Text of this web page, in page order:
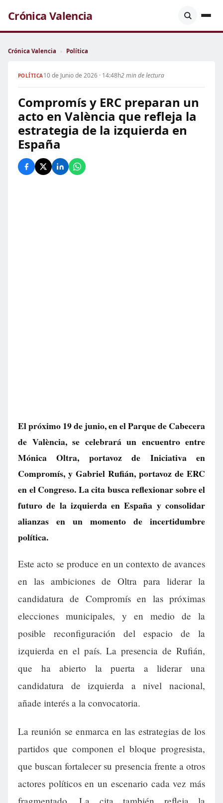
Crónica Valencia
Crónica Valencia › Política
POLÍTICA10 de Junio de 2026 · 14:48h2 min de lectura
Compromís y ERC preparan un
acto en València que refleja la
estrategia de la izquierda en
España
El próximo 19 de junio, en el Parque de Cabecera
de València, se celebrará un encuentro entre
Mónica Oltra, portavoz de Iniciativa en
Compromís, y Gabriel Rufián, portavoz de ERC
en el Congreso. La cita busca reflexionar sobre el
futuro de la izquierda en España y consolidar
alianzas en un momento de incertidumbre
política.
Este acto se produce en un contexto de avances
en las ambiciones de Oltra para liderar la
candidatura de Compromís en las próximas
elecciones municipales, y en medio de la
posible reconfiguración del espacio de la
izquierda en el país. La presencia de Rufián,
que ha abierto la puerta a liderar una
candidatura de izquierda a nivel nacional,
añade interés a la convocatoria.
La reunión se enmarca en las estrategias de los
partidos que componen el bloque progresista,
que buscan fortalecer su presencia frente a otros
actores políticos en un escenario cada vez más